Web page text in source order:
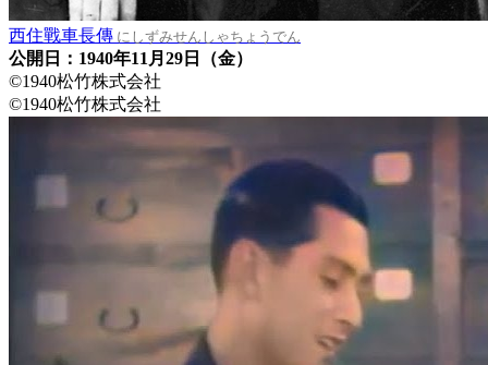
西住戰車長傳 にしずみせんしゃちょうでん
公開日：1940年11月29日（金）
©1940松竹株式会社
©1940松竹株式会社